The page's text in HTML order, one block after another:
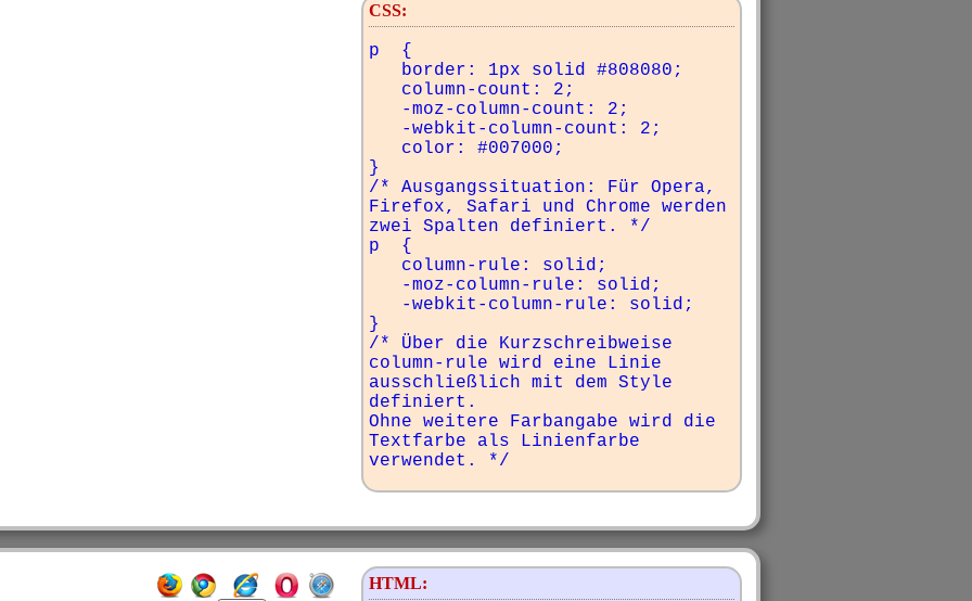
CSS:
p  {
}
/* Ausgangssituation: Für Opera,
Firefox, Safari und Chrome werden
zwei Spalten definiert. */
p  {
}
/* Über die Kurzschreibweise
column-rule wird eine Linie
ausschließlich mit dem Style
definiert.
Ohne weitere Farbangabe wird die
Textfarbe als Linienfarbe
verwendet. */
HTML: